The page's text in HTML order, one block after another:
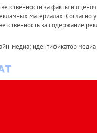
за факты и
материалах. Согласно
за содержание
медиа; идентификатор